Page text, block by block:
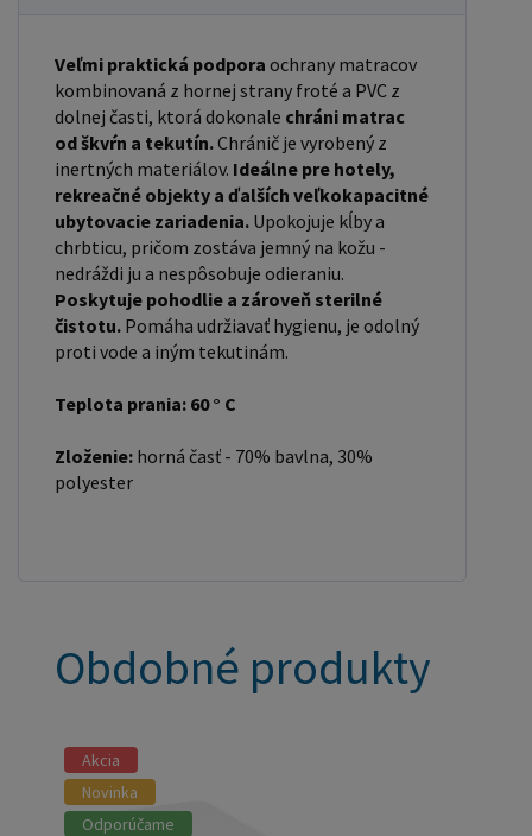
Veľmi praktická podpora ochrany matracov
kombinovaná z hornej strany froté a PVC z
dolnej časti, ktorá dokonale chráni matrac
od škvŕn a tekutín.Chránič je vyrobený z
inertných materiálov. Ideálne pre hotely,
rekreačné objekty a ďalších veľkokapacitné
ubytovacie zariadenia. Upokojuje kĺby a
chrbticu, pričom zostáva jemný na kožu -
nedráždi ju a nespôsobuje odieraniu.
Poskytuje pohodlie a zároveň sterilné
čistotu. Pomáha udržiavať hygienu, je odolný
proti vode a iným tekutinám.
Teplota prania: 60 ° C
Zloženie: horná časť - 70% bavlna, 30%
polyester
Obdobné produkty
Akcia
Novinka
Odporúčame